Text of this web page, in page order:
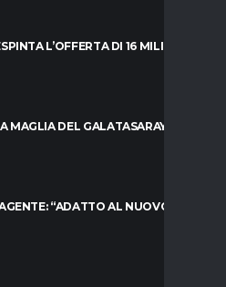
L’OFFERTA DI 16 MILIONI DAL
DEL GALATASARAY: “FAI
“ADATTO AL NUOVO